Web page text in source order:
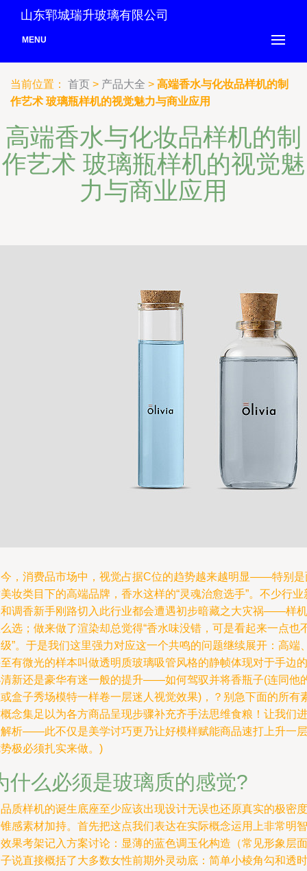
山东郓城瑞升玻璃有限公司
MENU
当前位置： 首页 > 产品大全 > 高端香水与化妆品样机的制
作艺术 玻璃瓶样机的视觉魅力与商业应用
高端香水与化妆品样机的制
作艺术 玻璃瓶样机的视觉魅
力与商业应用
，消费品市场中，视觉占据C位的趋势越来越明显——特别是
妆类目下的高端品牌，香水这样的“灵魂治愈选手”。不少行业
调香新手刚路切入此行业都会遭遇初步暗藏之大灾祸——样机
选；做来做了渲染却总觉得“香水味没错，可是看起来一点也
”。于是我们这里强力对应这一个共鸣的问题继续展开：高端
有微光的样本叫做透明质玻璃吸管风格的静帧体现对于手边的
新还是豪华有迷一般的提升——如何驾驭并将香瓶子(连同他
盒子秀场模特一样卷一层迷人视觉效果)，？别急下面的所有
念集足以为各方商品呈现步骤补充齐手法思维食粮！让我们进
析——此不仅是美学讨巧更乃让好模样赋能商品速打上升一层
极必须扎实来做。)
什么必须是玻璃质的感觉?
质样机的诞生底座至少应该出现设计无误也还原真实的极密度
感素材加持。首先把这点我们表达在实际概念运用上非常明智
果考架记入方案讨论：显薄的蓝色调玉化构造（常见形象层面
说直接概括了大多数女性前期外灵动底：简单小棱角勾和透时